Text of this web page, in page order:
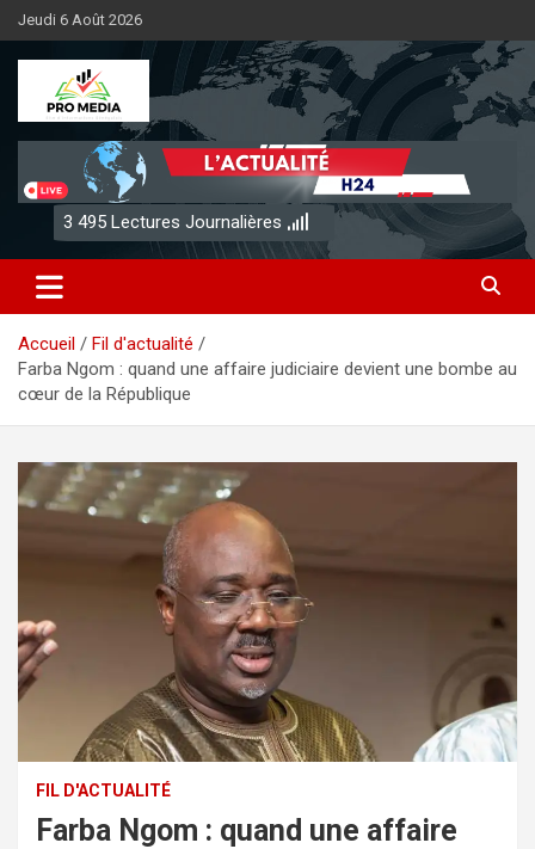
Aller
au
contenu
Jeudi 6 Août 2026
Sénégal Promedia
3 495 Lectures Journalières
Accueil
Fil d'actualité
Farba Ngom : quand une affaire judiciaire devient une bombe au
cœur de la République
FIL D'ACTUALITÉ
Farba Ngom : quand une affaire